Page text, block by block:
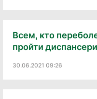
Всем, кто
пройти
30.06.2021 09:26